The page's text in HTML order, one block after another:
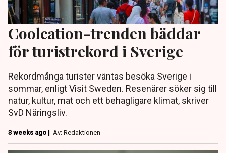
Coolcation-trenden bäddar
för turistrekord i Sverige
Rekordmånga turister väntas besöka Sverige i
sommar, enligt Visit Sweden. Resenärer söker sig till
natur, kultur, mat och ett behagligare klimat, skriver
SvD Näringsliv.
3 weeks ago | Av: Redaktionen